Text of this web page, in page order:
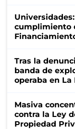
cumplimiento
Tras la
banda de
operaba en
Masiva
contra la Ley
Propiedad